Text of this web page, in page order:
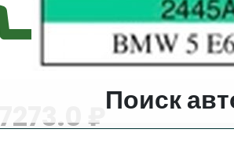
Поиск
7273.0 ₽